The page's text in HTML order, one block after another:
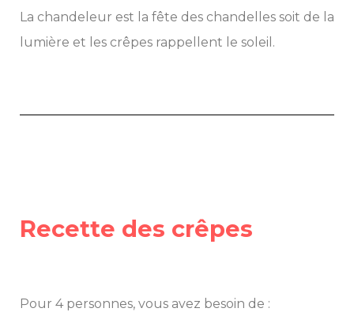
La chandeleur est la fête des chandelles soit de la
lumière et les crêpes rappellent le soleil.
Recette des crêpes
Pour 4 personnes, vous avez besoin de :